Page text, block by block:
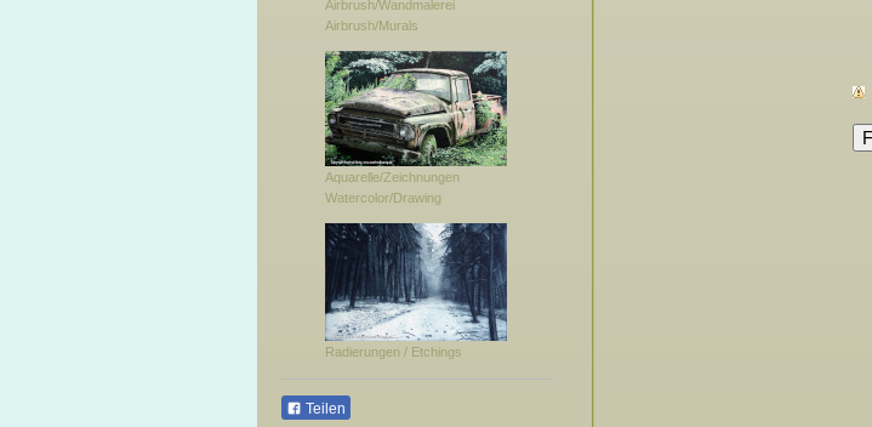
Airbrush/Wandmalerei
Airbrush/Murals
Aquarelle/Zeichnungen
Watercolor/Drawing
Radierungen / Etchings
Teilen